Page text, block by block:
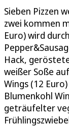
Sieben Pizzen
zwei kommen
Euro) wird
Hack,
weißer Soße
Wings (12
Blumenkohl
geträufelter